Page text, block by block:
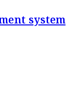
system